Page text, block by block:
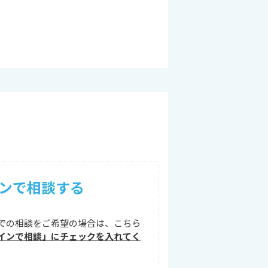
で相談する
の相談をご希望の場合は、こちら
ンで相談」にチェックを入れてく